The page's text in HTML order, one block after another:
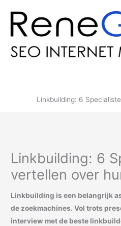
Linkbuilding: 6
Linkbuilding: 6
vertellen over
Linkbuilding is een belangrijk
de zoekmachines. Vol trots
interview met de beste